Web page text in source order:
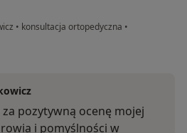
• konsultacja ortopedyczna •
pozytywną ocenę mojej
i pomyślności w